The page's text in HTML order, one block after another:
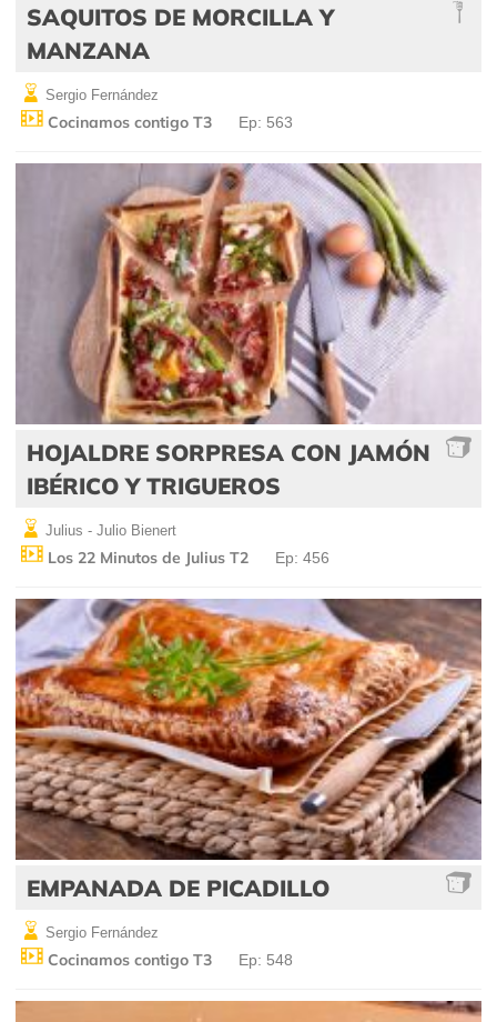
SAQUITOS DE MORCILLA Y
MANZANA
Sergio Fernández
Cocinamos contigo T3 Ep: 563
HOJALDRE SORPRESA CON JAMÓN
IBÉRICO Y TRIGUEROS
Julius - Julio Bienert
Los 22 Minutos de Julius T2 Ep: 456
EMPANADA DE PICADILLO
Sergio Fernández
Cocinamos contigo T3 Ep: 548